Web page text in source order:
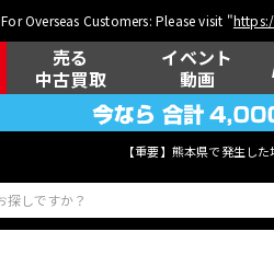
For Overseas Customers: Please visit "
売る
中古買取
イベント
動画
【重要】熊本県で発生し